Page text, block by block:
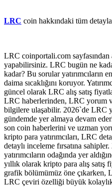
LRC coin hakkındaki tüm
LRC coinportali.com sayfasından
yapabilirsiniz. LRC bugün ne
kadar? Bu sorular yatırımcıların
daima sıcaklığını koruyor.
güncel olarak LRC alış satış
LRC haberlerinden, LRC yorum
bilgilere ulaşabilir. 2026`de LRC
gündemde yer almaya devam
son coin haberlerini ve uzman
kripto para yatırımcıları, LRC
detaylı inceleme fırsatına
yatırımcıların odağında yer
yıllık olarak kripto para alış
grafik bölümümüz öne çıkarken,
LRC çeviri özelliği büyük